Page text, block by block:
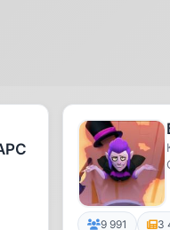
9 991 3